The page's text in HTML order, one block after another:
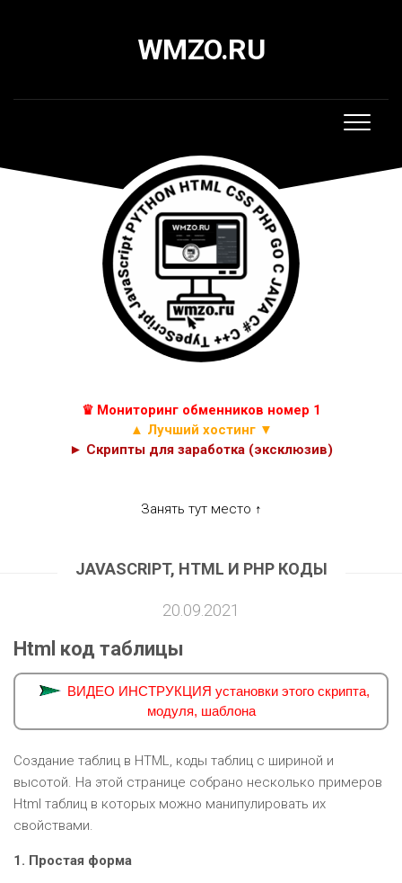
WMZO.RU
♛ Мониторинг обменников номер 1
▲ Лучший хостинг ▼
► Скрипты для заработка (эксклюзив)
Занять тут место ↑
JAVASCRIPT, HTML И PHP КОДЫ
20.09.2021
Html код таблицы
ВИДЕО ИНСТРУКЦИЯ установки этого скрипта,
модуля, шаблона
Создание таблиц в HTML, коды таблиц с шириной и
высотой. На этой странице собрано несколько примеров
Html таблиц в которых можно манипулировать их
свойствами.
1. Простая форма